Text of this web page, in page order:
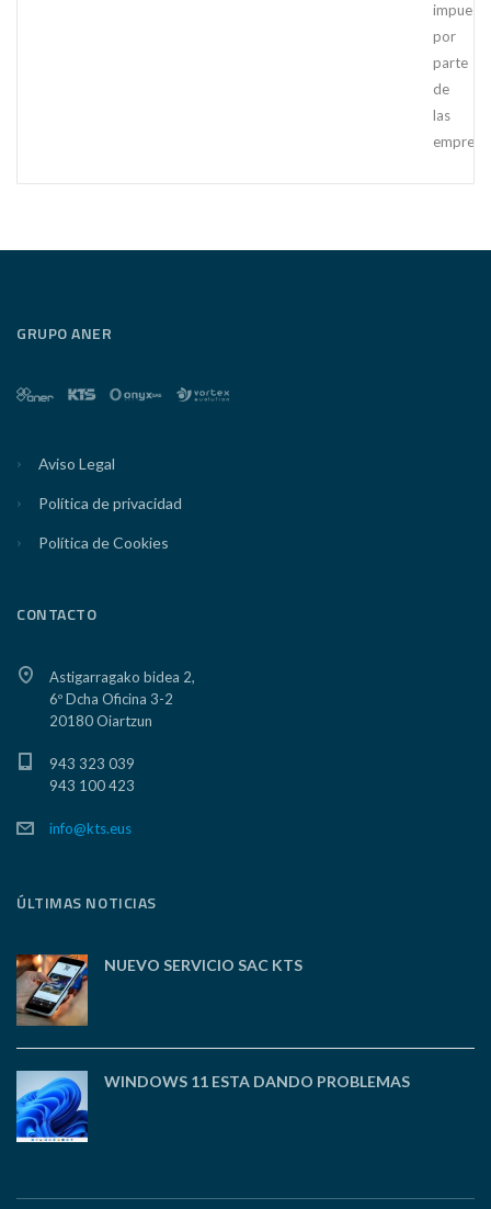
por
parte
de
las
GRUPO ANER
Aviso Legal
Política de privacidad
Política de Cookies
CONTACTO
Astigarragako bidea 2,
6º Dcha Oficina 3-2
20180 Oiartzun
943 323 039
943 100 423
info@kts.eus
ÚLTIMAS NOTICIAS
NUEVO SERVICIO SAC KTS
WINDOWS 11 ESTA DANDO PROBLEMAS